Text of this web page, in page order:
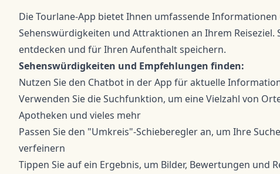
Die Tourlane-App bietet Ihnen umfassende
Sehenswürdigkeiten und Attraktionen an Ihrem
entdecken und für Ihren Aufenthalt speichern.
Sehenswürdigkeiten und Empfehlungen finden:
Nutzen Sie den Chatbot in der App für aktuelle
Verwenden Sie die Suchfunktion, um eine Vielzahl von
Apotheken und vieles mehr
Passen Sie den "Umkreis"-Schieberegler an, um Ihre
verfeinern
Tippen Sie auf ein Ergebnis, um Bilder, Bewertungen und